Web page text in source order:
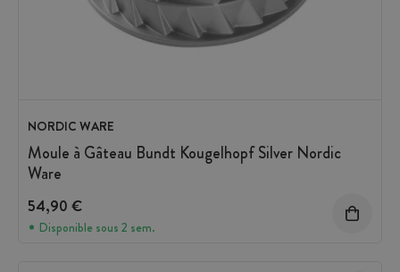
NORDIC WARE
Moule à Gâteau Bundt Kougelhopf Silver Nordic
Ware
54,90 €
Disponible sous 2 sem.